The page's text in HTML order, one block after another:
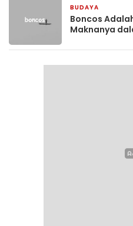
BUDAYA
Boncos
Maknanya